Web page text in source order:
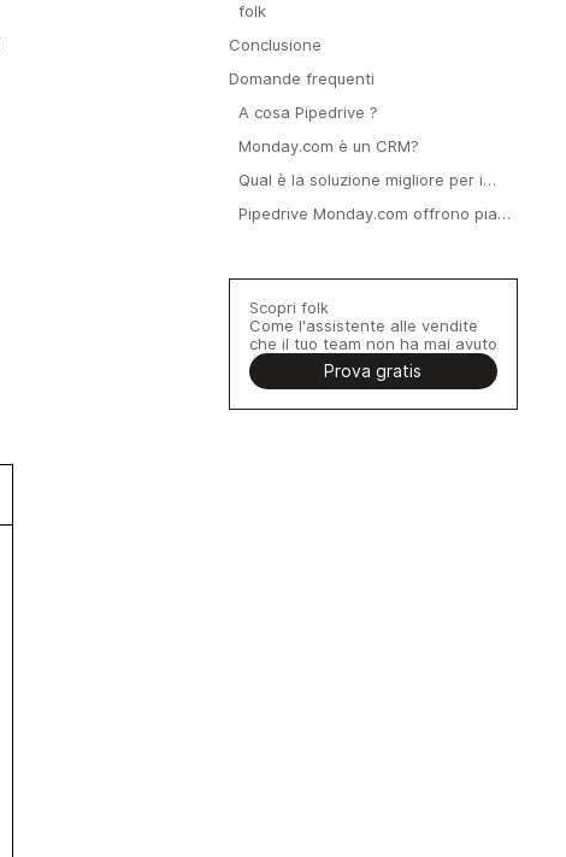
folk
Conclusione
Domande frequenti
A cosa Pipedrive ?
Monday.com è un CRM?
Qual è la soluzione migliore per i
Monday.com?
Pipedrive Monday.com offrono piani
Scopri folk
Come l'assistente alle vendite
che il tuo team non ha mai avuto
Prova gratis